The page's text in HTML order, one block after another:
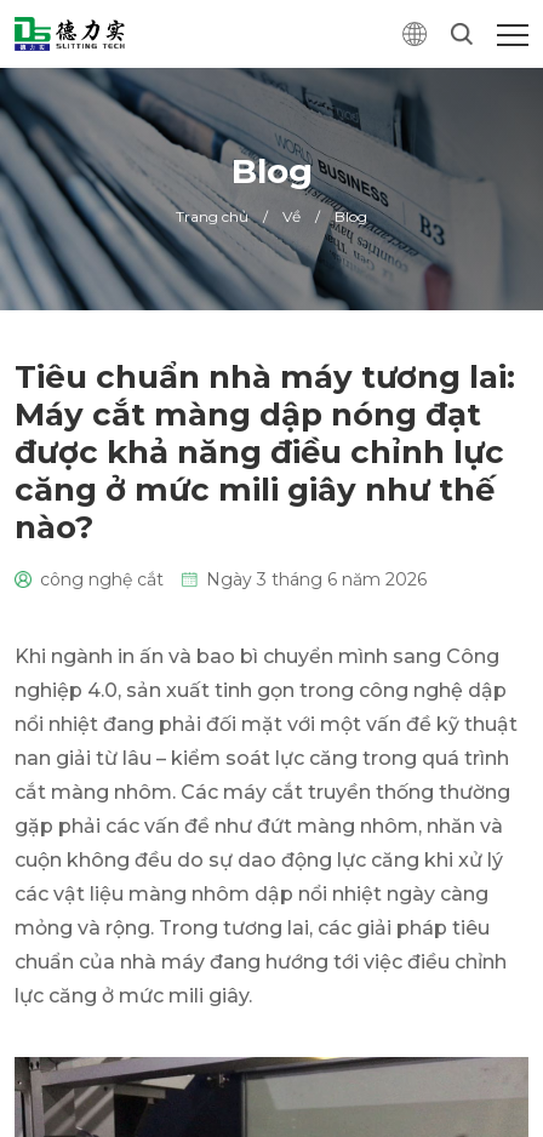
Blog
Trang chủ / Về / Blog
Tiêu chuẩn nhà máy tương lai:
Máy cắt màng dập nóng đạt
được khả năng điều chỉnh lực
căng ở mức mili giây như thế
nào?
công nghệ cắt Ngày 3 tháng 6 năm 2026
Khi ngành in ấn và bao bì chuyển mình sang Công
nghiệp 4.0, sản xuất tinh gọn trong công nghệ dập
nổi nhiệt đang phải đối mặt với một vấn đề kỹ thuật
nan giải từ lâu – kiểm soát lực căng trong quá trình
cắt màng nhôm. Các máy cắt truyền thống thường
gặp phải các vấn đề như đứt màng nhôm, nhăn và
cuộn không đều do sự dao động lực căng khi xử lý
các vật liệu màng nhôm dập nổi nhiệt ngày càng
mỏng và rộng. Trong tương lai, các giải pháp tiêu
chuẩn của nhà máy đang hướng tới việc điều chỉnh
lực căng ở mức mili giây.